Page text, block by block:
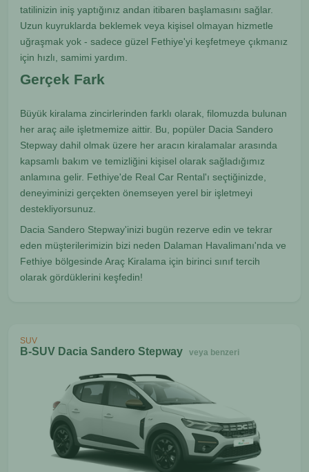
tatilinizin iniş yaptığınız andan itibaren başlamasını sağlar.
Uzun kuyruklarda beklemek veya kişisel olmayan hizmetle
uğraşmak yok - sadece güzel Fethiye'yi keşfetmeye çıkmanız
için hızlı, samimi yardım.
Gerçek Fark
Büyük kiralama zincirlerinden farklı olarak, filomuzda bulunan
her araç aile işletmemize aittir. Bu, popüler Dacia Sandero
Stepway dahil olmak üzere her aracın kiralamalar arasında
kapsamlı bakım ve temizliğini kişisel olarak sağladığımız
anlamına gelir. Fethiye'de Real Car Rental'ı seçtiğinizde,
deneyiminizi gerçekten önemseyen yerel bir işletmeyi
destekliyorsunuz.
Dacia Sandero Stepway'inizi bugün rezerve edin ve tekrar
eden müşterilerimizin bizi neden Dalaman Havalimanı'nda ve
Fethiye bölgesinde Araç Kiralama için birinci sınıf tercih
olarak gördüklerini keşfedin!
SUV
B-SUV Dacia Sandero Stepway veya benzeri